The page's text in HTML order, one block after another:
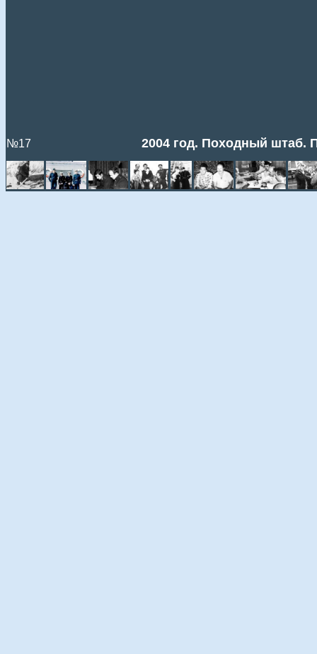
№17 2004 год. Походный штаб.